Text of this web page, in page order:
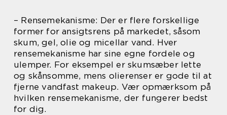
– Rensemekanisme: Der er flere forskellige
former for ansigtsrens på markedet, såsom
skum, gel, olie og micellar vand. Hver
rensemekanisme har sine egne fordele og
ulemper. For eksempel er skumsæber lette
og skånsomme, mens olierenser er gode til at
fjerne vandfast makeup. Vær opmærksom på
hvilken rensemekanisme, der fungerer bedst
for dig.